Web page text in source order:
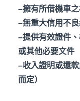
–擁有所借機車之
–無重大信用不
–提供有效證件
或其他必要文件
–收入證明或還
而定）